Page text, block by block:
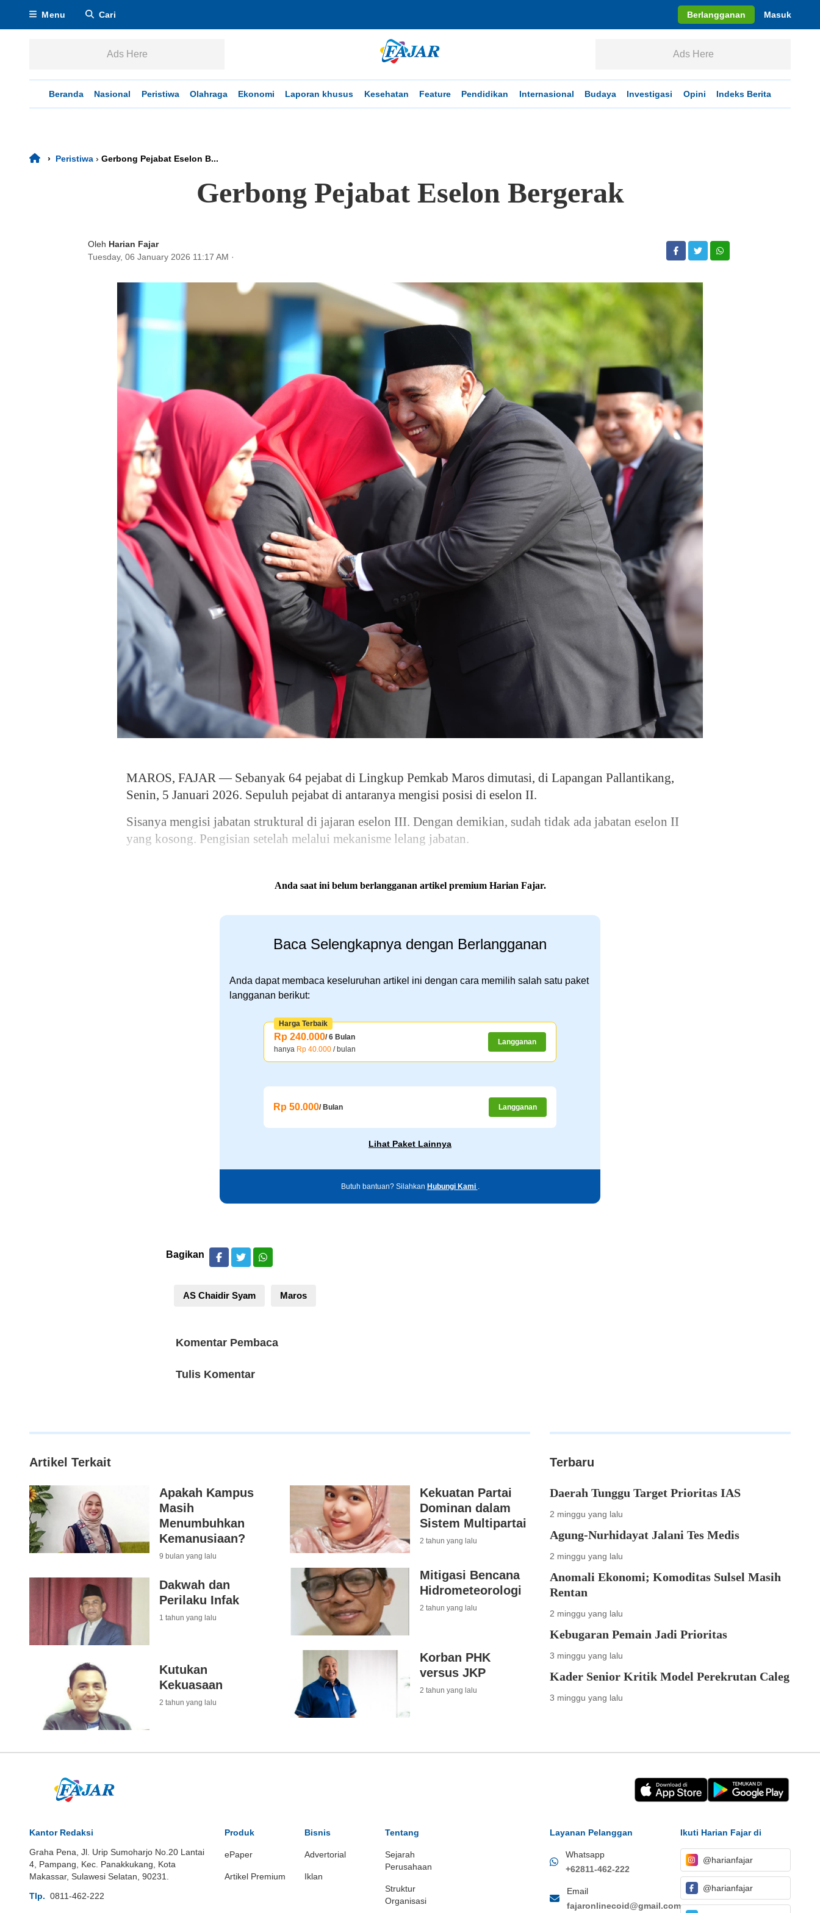
Menu Cari Berlangganan Masuk
Ads Here Ads Here
Beranda Nasional Peristiwa Olahraga Ekonomi Laporan khusus Kesehatan Feature Pendidikan Internasional Budaya Investigasi Opini Indeks Berita
› Peristiwa › Gerbong Pejabat Eselon B...
Gerbong Pejabat Eselon Bergerak
Oleh Harian Fajar
Tuesday, 06 January 2026 11:17 AM ·
MAROS, FAJAR — Sebanyak 64 pejabat di Lingkup Pemkab Maros dimutasi, di Lapangan Pallantikang,
Senin, 5 Januari 2026. Sepuluh pejabat di antaranya mengisi posisi di eselon II.
Sisanya mengisi jabatan struktural di jajaran eselon III. Dengan demikian, sudah tidak ada jabatan eselon II
yang kosong. Pengisian setelah melalui mekanisme lelang jabatan.
Anda saat ini belum berlangganan artikel premium Harian Fajar.
Baca Selengkapnya dengan Berlangganan
Anda dapat membaca keseluruhan artikel ini dengan cara memilih salah satu paket
langganan berikut:
Rp 240.000/ 6 Bulan
hanya Rp 40.000 / bulan
Langganan
Harga Terbaik
Rp 50.000/ Bulan Langganan
Lihat Paket Lainnya
Butuh bantuan? Silahkan Hubungi Kami
Bagikan
AS Chaidir Syam Maros
Komentar Pembaca
Tulis Komentar
Artikel Terkait
Apakah Kampus
Masih
Menumbuhkan
Kemanusiaan?
9 bulan yang lalu
Dakwah dan
Perilaku Infak
1 tahun yang lalu
Kutukan
Kekuasaan
2 tahun yang lalu
Kekuatan Partai
Dominan dalam
Sistem Multipartai
2 tahun yang lalu
Mitigasi Bencana
Hidrometeorologi
2 tahun yang lalu
Korban PHK
versus JKP
2 tahun yang lalu
Terbaru
Daerah Tunggu Target Prioritas IAS
2 minggu yang lalu
Agung-Nurhidayat Jalani Tes Medis
2 minggu yang lalu
Anomali Ekonomi; Komoditas Sulsel Masih
Rentan
2 minggu yang lalu
Kebugaran Pemain Jadi Prioritas
3 minggu yang lalu
Kader Senior Kritik Model Perekrutan Caleg
3 minggu yang lalu
Kantor Redaksi
Graha Pena, Jl. Urip Sumoharjo No.20 Lantai
4, Pampang, Kec. Panakkukang, Kota
Makassar, Sulawesi Selatan, 90231.
Tlp. 0811-462-222
Produk
ePaper
Artikel Premium
Bisnis
Advertorial
Iklan
Tentang
Sejarah
Perusahaan
Struktur
Organisasi
Layanan Pelanggan
Whatsapp
+62811-462-222
Email
fajaronlinecoid@gmail.com
Ikuti Harian Fajar di
@harianfajar
@harianfajar